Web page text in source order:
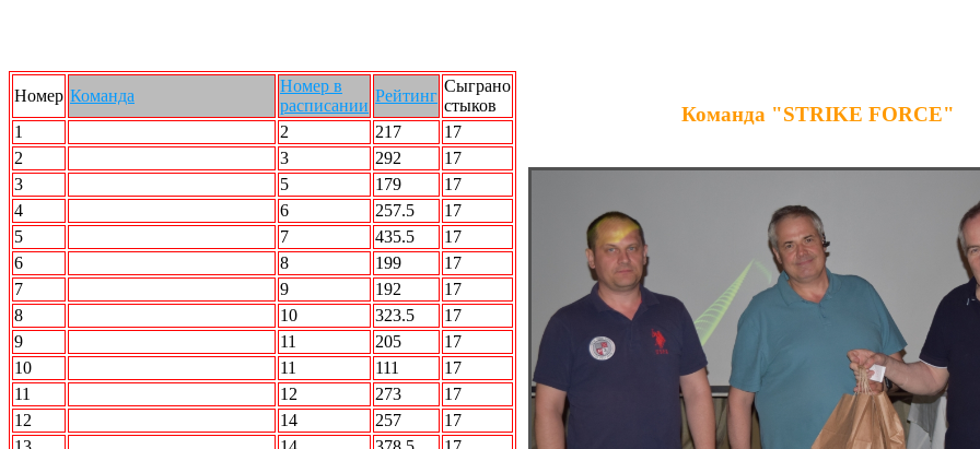
Номер Команда
Номер в
расписании
Рейтинг
Сыграно
стыков
1
2 217
17
2
3 292
17
3
5 179
17
4
6 257.5
17
5
7 435.5
17
6
8 199
17
7
9 192
17
8
10 323.5
17
9
11 205
17
10
11 111
17
11
12 273
17
12
14 257
17
Команда "STRIKE FORCE"